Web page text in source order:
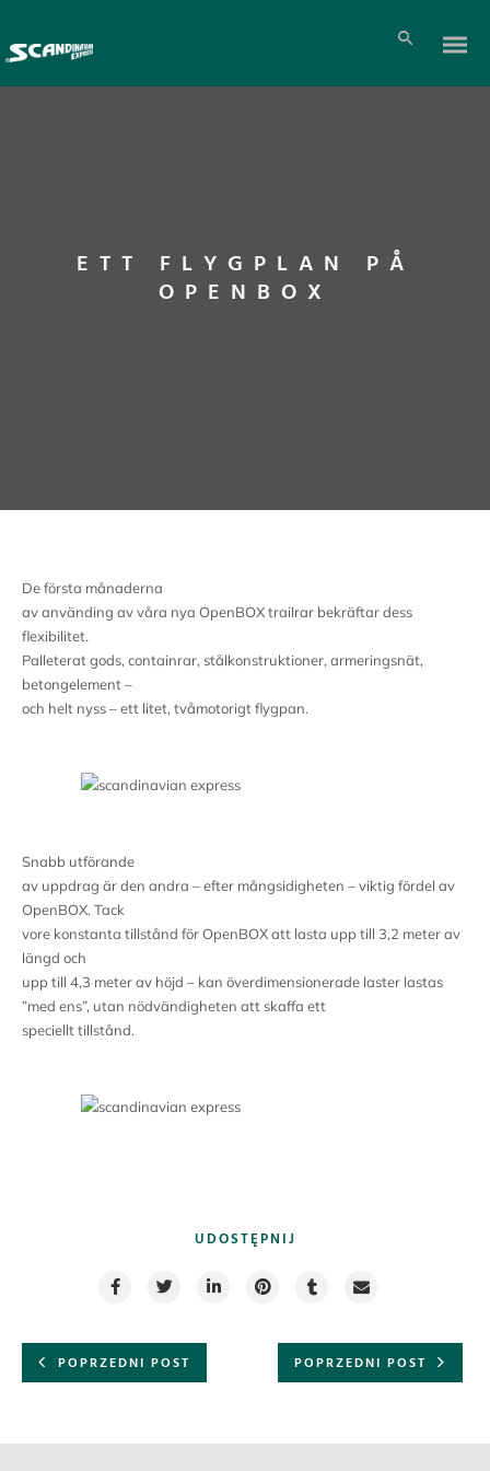
ETT FLYGPLAN PÅ
OPENBOX
De första månaderna
av använding av våra nya OpenBOX trailrar bekräftar dess
flexibilitet.
Palleterat gods, containrar, stålkonstruktioner, armeringsnät,
betongelement –
och helt nyss – ett litet, tvåmotorigt flygpan.
Snabb utförande
av uppdrag är den andra – efter mångsidigheten – viktig fördel av
OpenBOX. Tack
vore konstanta tillstånd för OpenBOX att lasta upp till 3,2 meter av
längd och
upp till 4,3 meter av höjd – kan överdimensionerade laster lastas
”med ens”, utan nödvändigheten att skaffa ett
speciellt tillstånd.
UDOSTĘPNIJ
POPRZEDNI POST POPRZEDNI POST